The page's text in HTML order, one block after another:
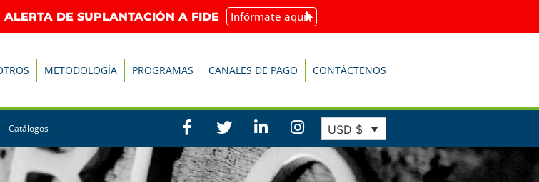
DE SUPLANTACIÓN A FIDE Infórmate aquí
METODOLOGÍA PROGRAMAS CANALES DE PAGO CONTÁCTENOS
Catálogos USD $